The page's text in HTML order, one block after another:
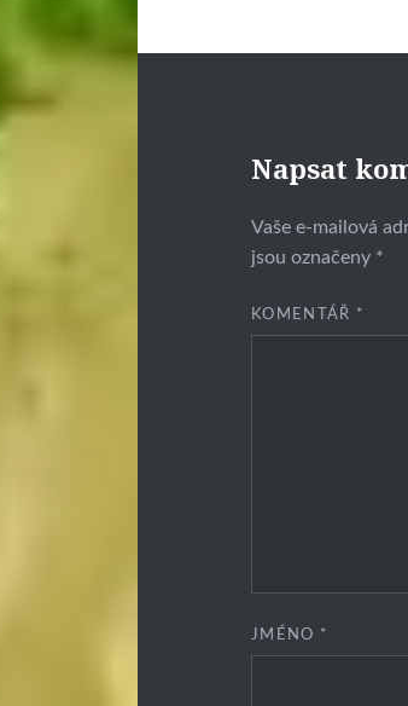
Napsat
Vaše e-mailová
jsou označeny *
KOMENTÁŘ *
JMÉNO *